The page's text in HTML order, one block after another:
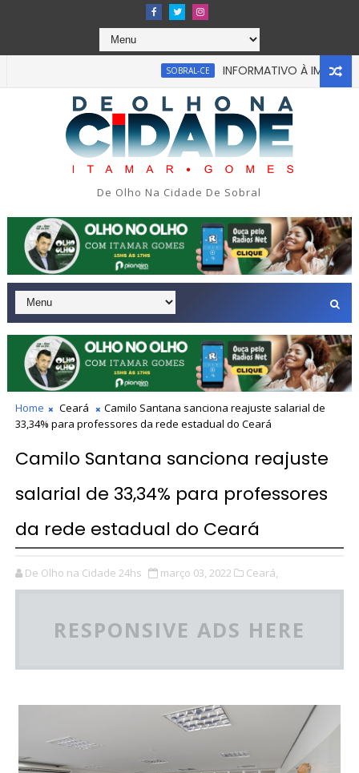
SOBRAL-CE INFORMATIVO À IMPRENSA
De Olho Na Cidade De Sobral
Home Ceará
Camilo Santana sanciona reajuste salarial de
33,34% para professores da rede estadual do Ceará
Camilo Santana sanciona reajuste
salarial de 33,34% para professores
da rede estadual do Ceará
De Olho na Cidade 24hs março 03, 2022 Ceará,
RESPONSIVE ADS HERE